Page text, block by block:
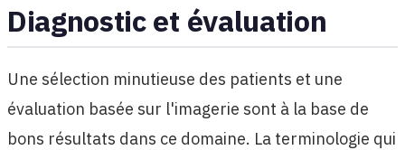
Diagnostic et évaluation
Une sélection minutieuse des patients et une
évaluation basée sur l'imagerie sont à la base de
bons résultats dans ce domaine. La terminologie qui